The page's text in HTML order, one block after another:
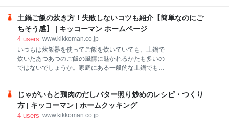
土鍋ご飯の炊き方！失敗しないコツも紹介【簡単なのにご
ちそう感】 | キッコーマン ホームページ
4 users www.kikkoman.co.jp
いつもは炊飯器を使ってご飯を炊いていても、土鍋で
炊いたあつあつのご飯の風情に魅かれるかたも多いの
ではないでしょうか。家庭にある一般的な土鍋でも、
時間でふっくらもちもちしたご飯が炊きあがって感動
するはず！ 今回は料理研究家の黒田民子さんに、土
鍋でご飯を炊くコツを詳しく教えていただきました。
じゃがいもと鶏肉のだしバター照り炒めのレシピ・つくり
方 | キッコーマン | ホームクッキング
4 users www.kikkoman.co.jp